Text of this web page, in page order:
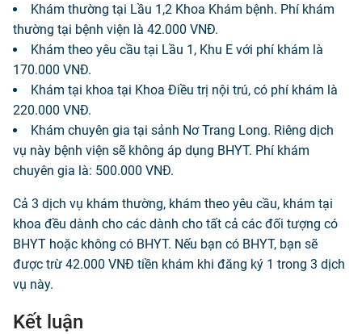
Khám thường tại Lầu 1,2 Khoa Khám bệnh. Phí khám
thường tại bệnh viện là 42.000 VNĐ.
Khám theo yêu cầu tại Lầu 1, Khu E với phí khám là
170.000 VNĐ.
Khám tại khoa tại Khoa Điều trị nội trú, có phí khám là
220.000 VNĐ.
Khám chuyên gia tại sảnh Nơ Trang Long. Riêng dịch
vụ này bệnh viện sẽ không áp dụng BHYT. Phí khám
chuyên gia là: 500.000 VNĐ.
Cả 3 dịch vụ khám thường, khám theo yêu cầu, khám tại
khoa đều dành cho các dành cho tất cả các đối tượng có
BHYT hoặc không có BHYT. Nếu bạn có BHYT, bạn sẽ
được trừ 42.000 VNĐ tiền khám khi đăng ký 1 trong 3 dịch
vụ này.
Kết luận